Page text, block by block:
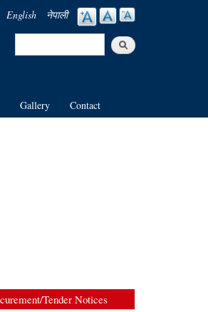
English नेपाली
Search
Gallery Contact
Tender Notices